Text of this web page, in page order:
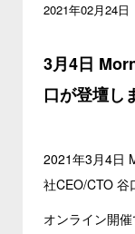
2021年02月24日
3月4日
口が登壇し
2021年3月4日
社CEO/CTO 谷
オンライン開